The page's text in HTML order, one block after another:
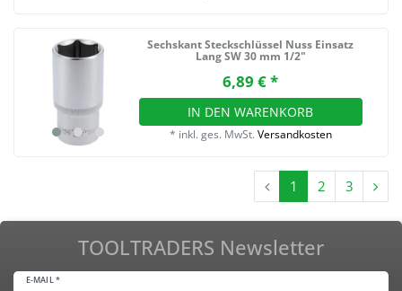
Sechskant Steckschlüssel Nuss Einsatz
Lang SW 30 mm 1/2"
6,89 € *
IN DEN WARENKORB
* inkl. ges. MwSt. Versandkosten
1 2 3
TOOLTRADERS Newsletter
E-MAIL *